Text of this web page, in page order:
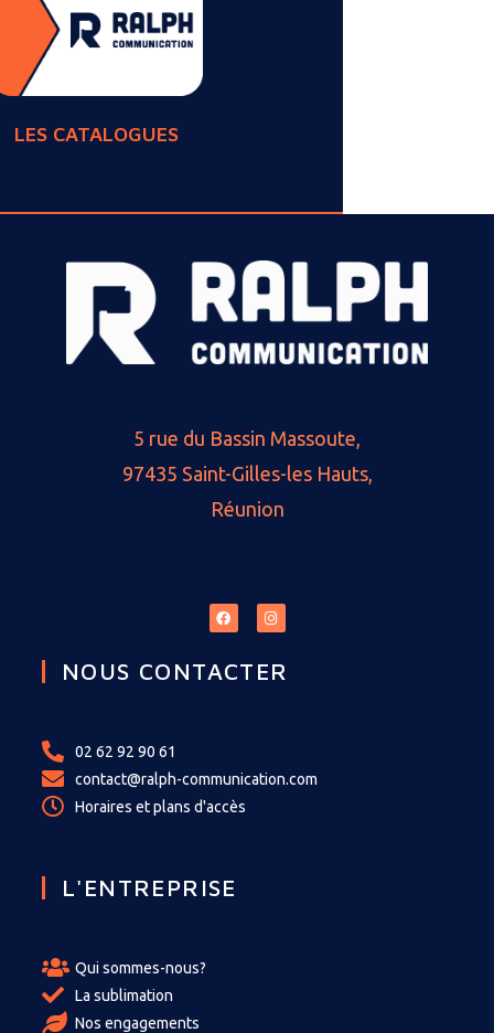
LES CATALOGUES
5 rue du Bassin Massoute,
97435 Saint-Gilles-les Hauts,
Réunion
NOUS CONTACTER
02 62 92 90 61
contact@ralph-communication.com
Horaires et plans d'accès
L'ENTREPRISE
Qui sommes-nous?
La sublimation
Nos engagements